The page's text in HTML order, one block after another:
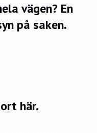
vägen? En
på saken.
här.